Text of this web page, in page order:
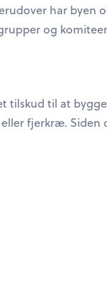
har
og
til at
fjerkræ.